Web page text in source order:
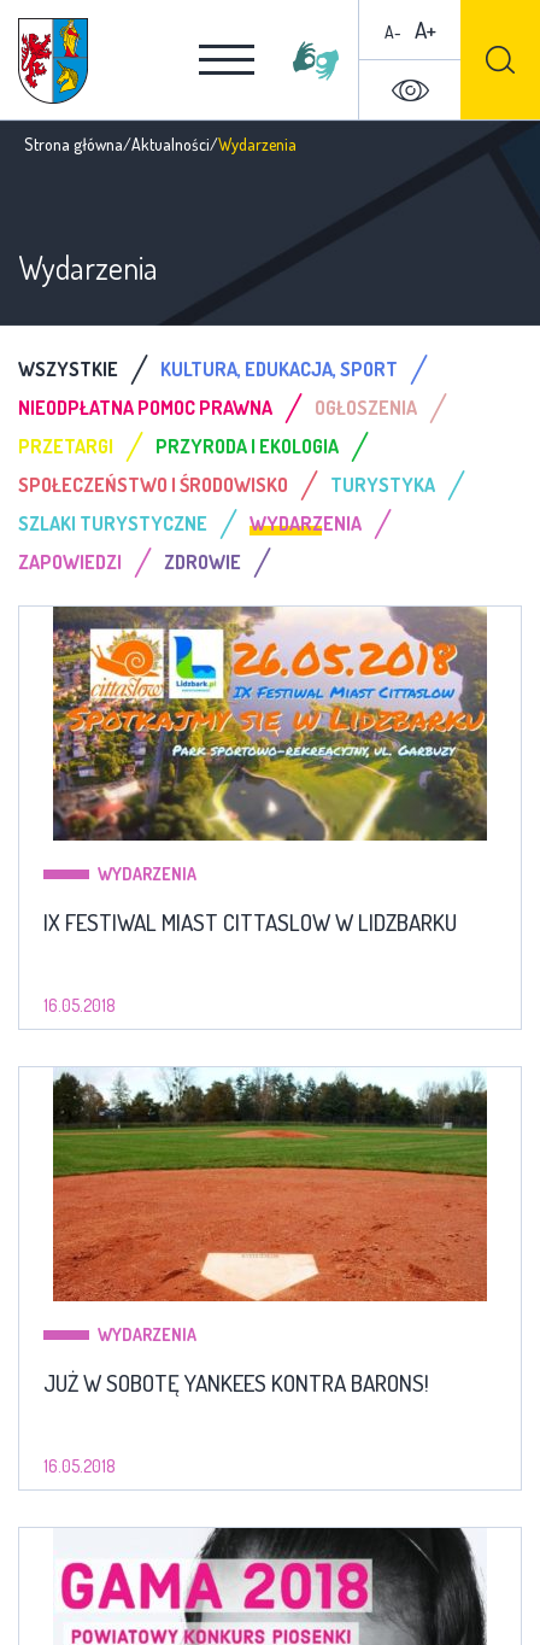
A- A+
Strona główna/Aktualności/Wydarzenia
Wydarzenia
WSZYSTKIE / KULTURA, EDUKACJA, SPORT /
NIEODPŁATNA POMOC PRAWNA / OGŁOSZENIA /
PRZETARGI / PRZYRODA I EKOLOGIA /
SPOŁECZEŃSTWO I ŚRODOWISKO / TURYSTYKA /
SZLAKI TURYSTYCZNE / WYDARZENIA /
ZAPOWIEDZI / ZDROWIE /
WYDARZENIA
IX FESTIWAL MIAST CITTASLOW W LIDZBARKU
16.05.2018
WYDARZENIA
JUŻ W SOBOTĘ YANKEES KONTRA BARONS!
16.05.2018